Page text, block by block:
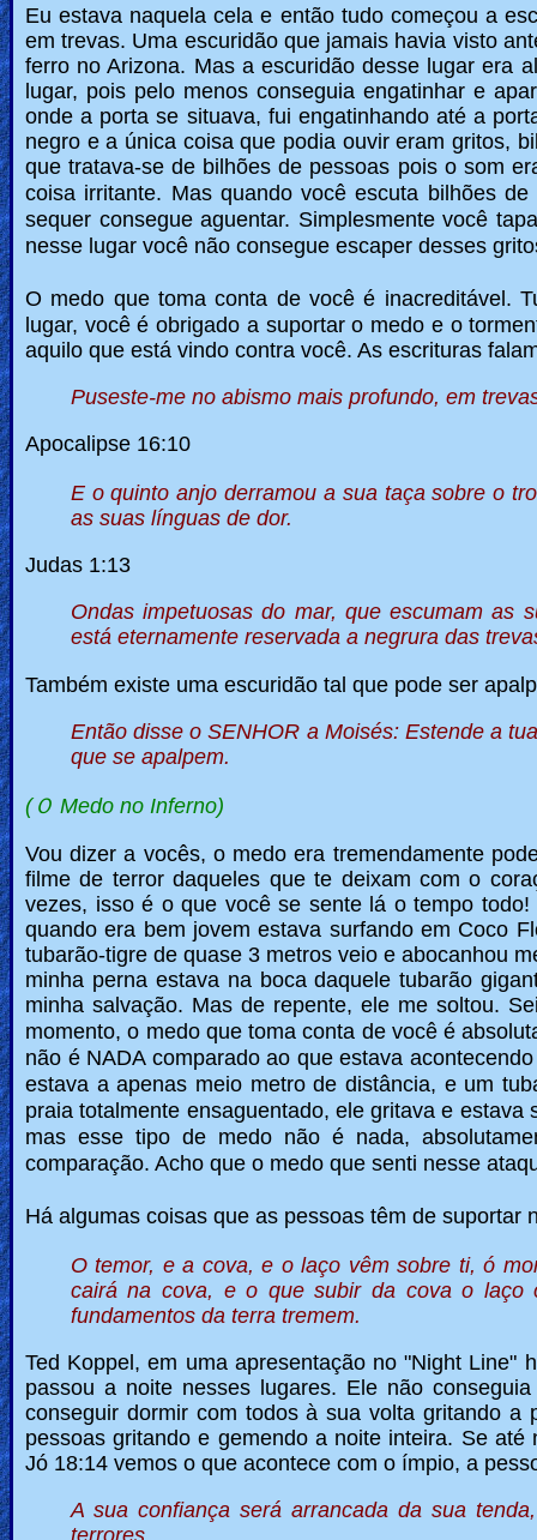
Eu estava naquela cela e então tudo começou a
em trevas. Uma escuridão que jamais havia visto
ferro no Arizona. Mas a escuridão desse lugar era
lugar, pois pelo menos conseguia engatinhar e
onde a porta se situava, fui engatinhando até a
negro e a única coisa que podia ouvir eram gritos,
que tratava-se de bilhões de pessoas pois o som
coisa irritante. Mas quando você escuta bilhões
sequer consegue aguentar. Simplesmente você
nesse lugar você não consegue escaper desses
O medo que toma conta de você é inacreditável.
lugar, você é obrigado a suportar o medo e o
aquilo que está vindo contra você. As escrituras
Puseste-me no abismo mais profundo, em
Apocalipse 16:10
E o quinto anjo derramou a sua taça sobre o
as suas línguas de dor.
Judas 1:13
Ondas impetuosas do mar, que escumam as
está eternamente reservada a negrura das
Também existe uma escuridão tal que pode ser
Então disse o SENHOR a Moisés: Estende a
que se apalpem.
(Ｏ Medo no Inferno)
Vou dizer a vocês, o medo era tremendamente
filme de terror daqueles que te deixam com o
vezes, isso é o que você se sente lá o tempo
quando era bem jovem estava surfando em Coco
tubarão-tigre de quase 3 metros veio e abocanhou
minha perna estava na boca daquele tubarão
minha salvação. Mas de repente, ele me soltou.
momento, o medo que toma conta de você é
não é NADA comparado ao que estava
estava a apenas meio metro de distância, e um
praia totalmente ensaguentado, ele gritava e
mas esse tipo de medo não é nada,
comparação. Acho que o medo que senti nesse
Há algumas coisas que as pessoas têm de suportar
O temor, e a cova, e o laço vêm sobre ti, ó
cairá na cova, e o que subir da cova o laço
fundamentos da terra tremem.
Ted Koppel, em uma apresentação no "Night
passou a noite nesses lugares. Ele não
conseguir dormir com todos à sua volta gritando a
pessoas gritando e gemendo a noite inteira. Se
Jó 18:14 vemos o que acontece com o ímpio, a
A sua confiança será arrancada da sua